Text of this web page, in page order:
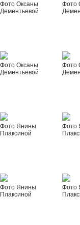
Фото Оксаны
Дементьевой
Фото
Фото Оксаны
Дементьевой
Фото
Фото Янины
Плаксиной
Фото
Фото Янины
Плаксиной
Фото